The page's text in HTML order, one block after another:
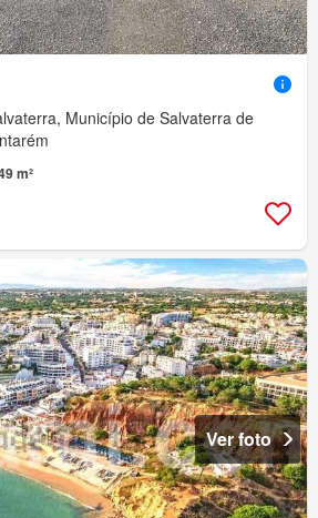
Município de Salvaterra de
m²
Ver foto